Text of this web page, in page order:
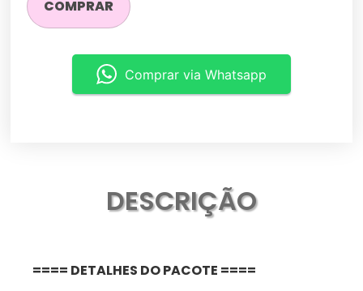
COMPRAR
Comprar via Whatsapp
DESCRIÇÃO
==== DETALHES DO PACOTE ====